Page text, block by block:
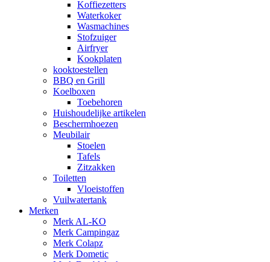
Koffiezetters
Waterkoker
Wasmachines
Stofzuiger
Airfryer
Kookplaten
kooktoestellen
BBQ en Grill
Koelboxen
Toebehoren
Huishoudelijke artikelen
Beschermhoezen
Meubilair
Stoelen
Tafels
Zitzakken
Toiletten
Vloeistoffen
Vuilwatertank
Merken
Merk AL-KO
Merk Campingaz
Merk Colapz
Merk Dometic